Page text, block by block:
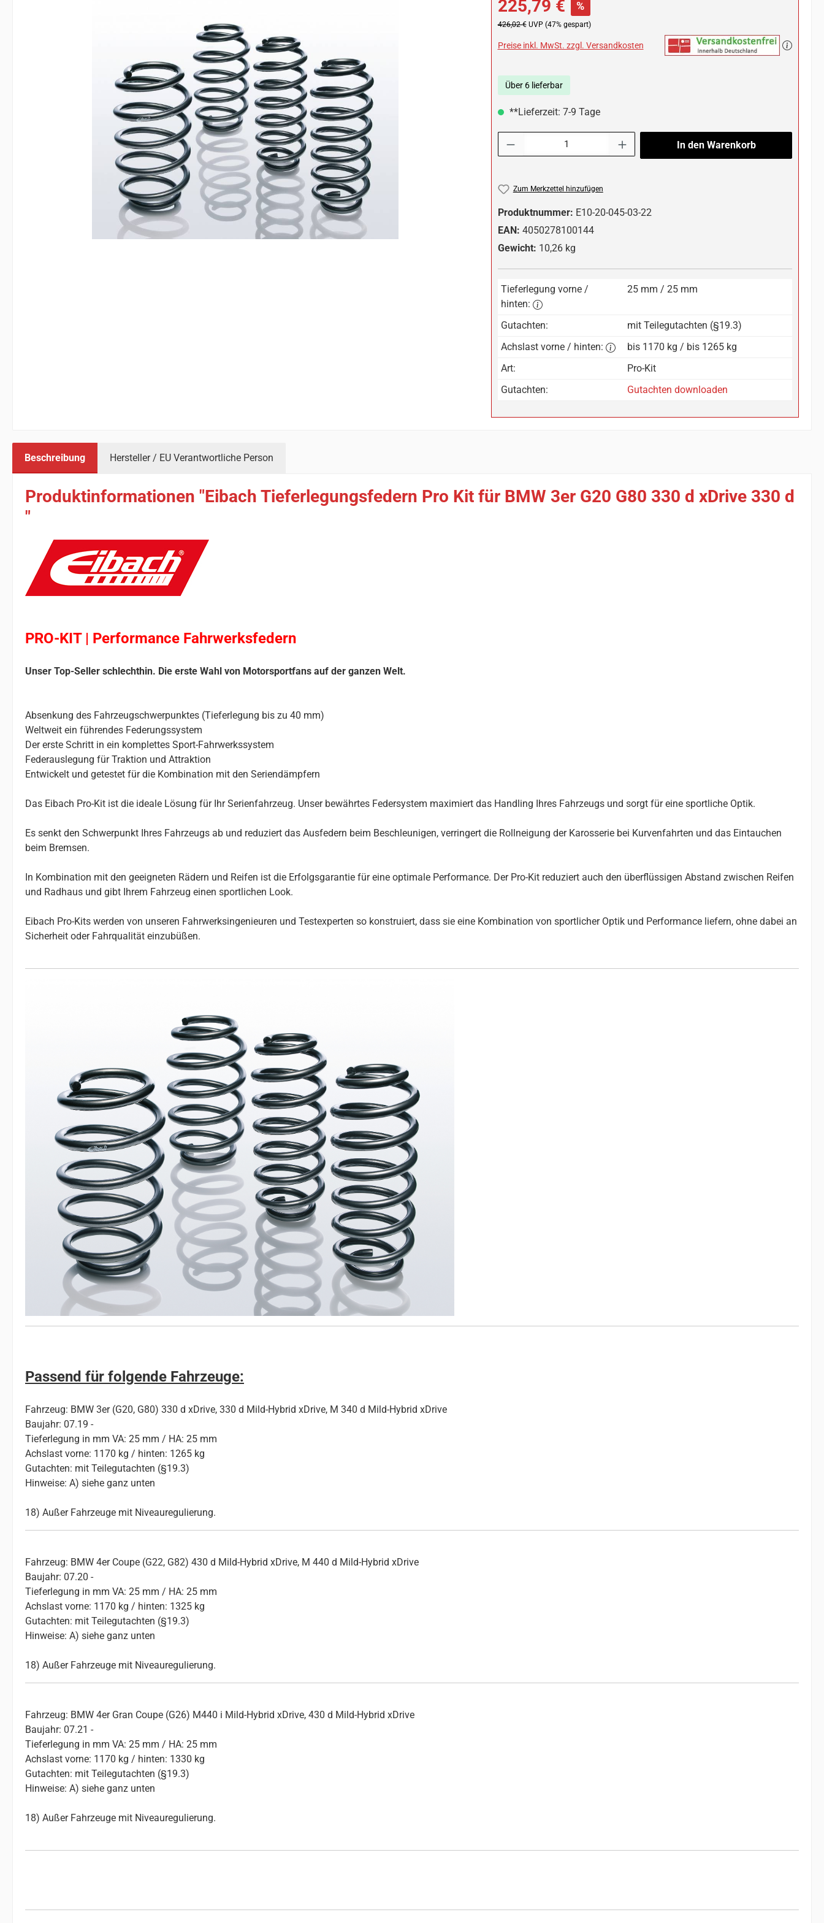
225,79 € %
Regulärer Preis:
426,02 € UVP (47% gespart)
Preise inkl. MwSt. zzgl. Versandkosten
Über 6 lieferbar
**Lieferzeit: 7-9 Tage
In den Warenkorb
Zum Merkzettel hinzufügen
Produktnummer: E10-20-045-03-22
EAN: 4050278100144
Gewicht: 10,26 kg
Tieferlegung vorne /
hinten:
25 mm / 25 mm
Gutachten:
mit Teilegutachten (§19.3)
Achslast vorne / hinten:
bis 1170 kg / bis 1265 kg
Art:
Pro-Kit
Gutachten:
Gutachten downloaden
Beschreibung Hersteller / EU Verantwortliche Person
Produktinformationen "Eibach Tieferlegungsfedern Pro Kit für BMW 3er G20 G80 330 d xDrive 330 d
"
PRO-KIT | Performance Fahrwerksfedern
Unser Top-Seller schlechthin. Die erste Wahl von Motorsportfans auf der ganzen Welt.
Absenkung des Fahrzeugschwerpunktes (Tieferlegung bis zu 40 mm)
Weltweit ein führendes Federungssystem
Der erste Schritt in ein komplettes Sport-Fahrwerkssystem
Federauslegung für Traktion und Attraktion
Entwickelt und getestet für die Kombination mit den Seriendämpfern
Das Eibach Pro-Kit ist die ideale Lösung für Ihr Serienfahrzeug. Unser bewährtes Federsystem maximiert das Handling Ihres Fahrzeugs und sorgt für eine sportliche Optik.
Es senkt den Schwerpunkt Ihres Fahrzeugs ab und reduziert das Ausfedern beim Beschleunigen, verringert die Rollneigung der Karosserie bei Kurvenfahrten und das Eintauchen
beim Bremsen.
In Kombination mit den geeigneten Rädern und Reifen ist die Erfolgsgarantie für eine optimale Performance. Der Pro-Kit reduziert auch den überflüssigen Abstand zwischen Reifen
und Radhaus und gibt Ihrem Fahrzeug einen sportlichen Look.
Eibach Pro-Kits werden von unseren Fahrwerksingenieuren und Testexperten so konstruiert, dass sie eine Kombination von sportlicher Optik und Performance liefern, ohne dabei an
Sicherheit oder Fahrqualität einzubüßen.
Passend für folgende Fahrzeuge:
Fahrzeug: BMW 3er (G20, G80) 330 d xDrive, 330 d Mild-Hybrid xDrive, M 340 d Mild-Hybrid xDrive
Baujahr: 07.19 -
Tieferlegung in mm VA: 25 mm / HA: 25 mm
Achslast vorne: 1170 kg / hinten: 1265 kg
Gutachten: mit Teilegutachten (§19.3)
Hinweise: A) siehe ganz unten
18) Außer Fahrzeuge mit Niveauregulierung.
Fahrzeug: BMW 4er Coupe (G22, G82) 430 d Mild-Hybrid xDrive, M 440 d Mild-Hybrid xDrive
Baujahr: 07.20 -
Tieferlegung in mm VA: 25 mm / HA: 25 mm
Achslast vorne: 1170 kg / hinten: 1325 kg
Gutachten: mit Teilegutachten (§19.3)
Hinweise: A) siehe ganz unten
18) Außer Fahrzeuge mit Niveauregulierung.
Fahrzeug: BMW 4er Gran Coupe (G26) M440 i Mild-Hybrid xDrive, 430 d Mild-Hybrid xDrive
Baujahr: 07.21 -
Tieferlegung in mm VA: 25 mm / HA: 25 mm
Achslast vorne: 1170 kg / hinten: 1330 kg
Gutachten: mit Teilegutachten (§19.3)
Hinweise: A) siehe ganz unten
18) Außer Fahrzeuge mit Niveauregulierung.